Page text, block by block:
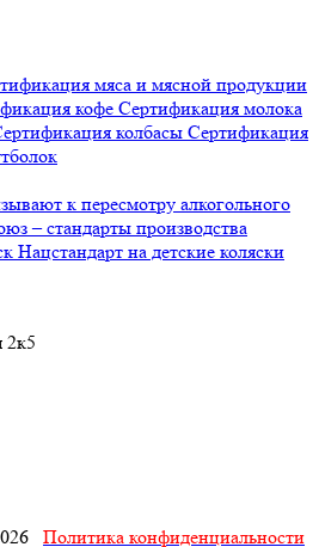
мяса и мясной продукции
кофе Сертификация молока
колбасы Сертификация
к пересмотру алкогольного
– стандарты производства
Нацстандарт на детские коляски
2к5
Политика конфиденциальности